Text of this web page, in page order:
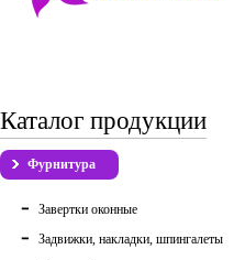
Каталог продукции
Фурнитура
Завертки оконные
Задвижки, накладки, шпингалеты